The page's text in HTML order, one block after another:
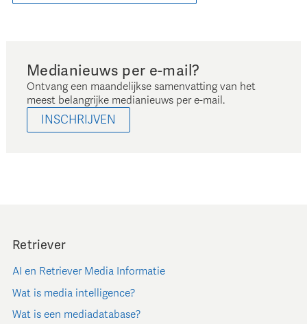
Medianieuws per e-mail?
Ontvang een maandelijkse samenvatting van het
meest belangrijke medianieuws per e-mail.
INSCHRIJVEN
Retriever
AI en Retriever Media Informatie
Wat is media intelligence?
Wat is een mediadatabase?